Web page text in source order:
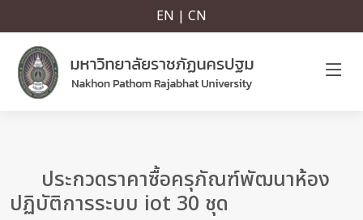
EN | CN
ประกวดราคาซื้อครุภัณฑ์พัฒนาห้อง
ปฏิบัติการระบบ iot 30 ชุด